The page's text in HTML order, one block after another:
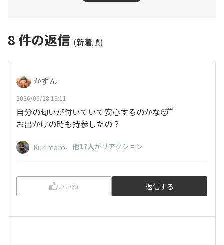
8 件の返信 (新着順)
かずん
2026/06/28 13:11
自分の匂いが付いていて安心するのかな😴
お出かけの時も持参したの？
Kurimaro、 他17人がリアクション
いいね 返信する